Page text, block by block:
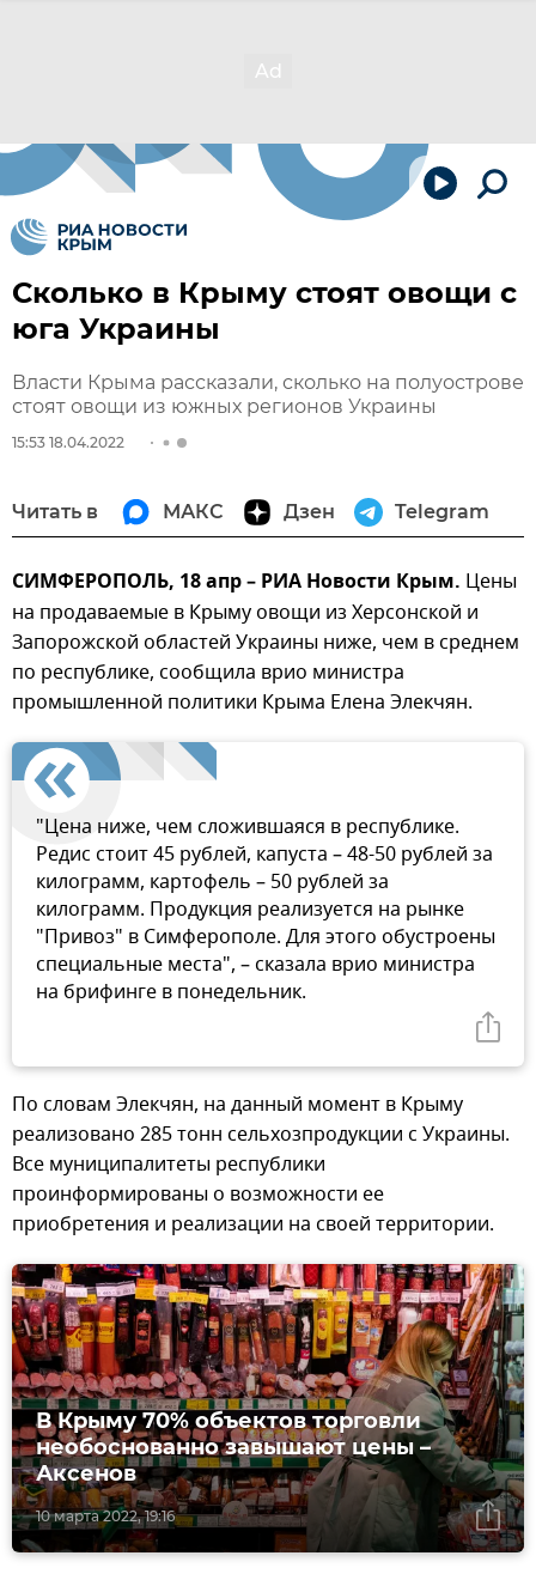
Сколько в Крыму стоят овощи с
юга Украины
Власти Крыма рассказали, сколько на полуострове
стоят овощи из южных регионов Украины
15:53 18.04.2022
Читать в МАКС Дзен Telegram
СИМФЕРОПОЛЬ, 18 апр – РИА Новости Крым. Цены
на продаваемые в Крыму овощи из Херсонской и
Запорожской областей Украины ниже, чем в среднем
по республике, сообщила врио министра
промышленной политики Крыма Елена Элекчян.
"Цена ниже, чем сложившаяся в республике.
Редис стоит 45 рублей, капуста – 48-50 рублей за
килограмм, картофель – 50 рублей за
килограмм. Продукция реализуется на рынке
"Привоз" в Симферополе. Для этого обустроены
специальные места", – сказала врио министра
на брифинге в понедельник.
По словам Элекчян, на данный момент в Крыму
реализовано 285 тонн сельхозпродукции с Украины.
Все муниципалитеты республики
проинформированы о возможности ее
приобретения и реализации на своей территории.
10 марта 2022, 19:16
В Крыму 70% объектов торговли
необоснованно завышают цены –
Аксенов